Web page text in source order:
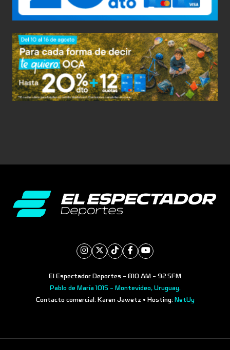
El Espectador Deportes - 810 AM - 92.5FM
Pablo de María 1015 - Montevideo, Uruguay.
Contacto comercial: Karen Jawetz • Hosting: NetUy